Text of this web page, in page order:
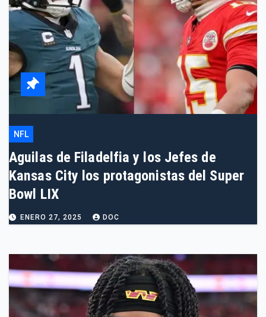
NFL
Aguilas de Filadelfia y los Jefes de
Kansas City los protagonistas del Super
Bowl LIX
ENERO 27, 2025 DOC